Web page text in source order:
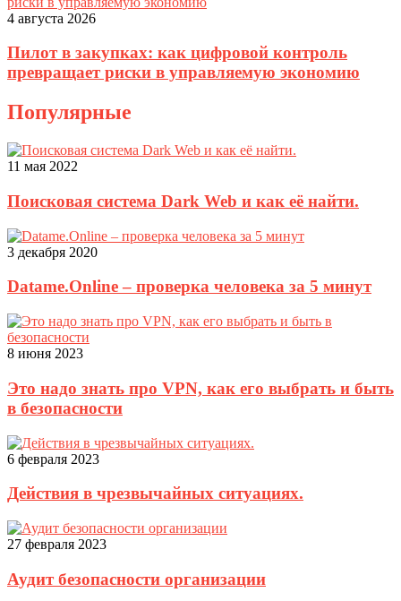
4 августа 2026
Пилот в закупках: как цифровой контроль
превращает риски в управляемую экономию
Популярные
11 мая 2022
Поисковая система Dark Web и как её найти.
3 декабря 2020
Datame.Online – проверка человека за 5 минут
8 июня 2023
Это надо знать про VPN, как его выбрать и быть
в безопасности
6 февраля 2023
Действия в чрезвычайных ситуациях.
27 февраля 2023
Аудит безопасности организации